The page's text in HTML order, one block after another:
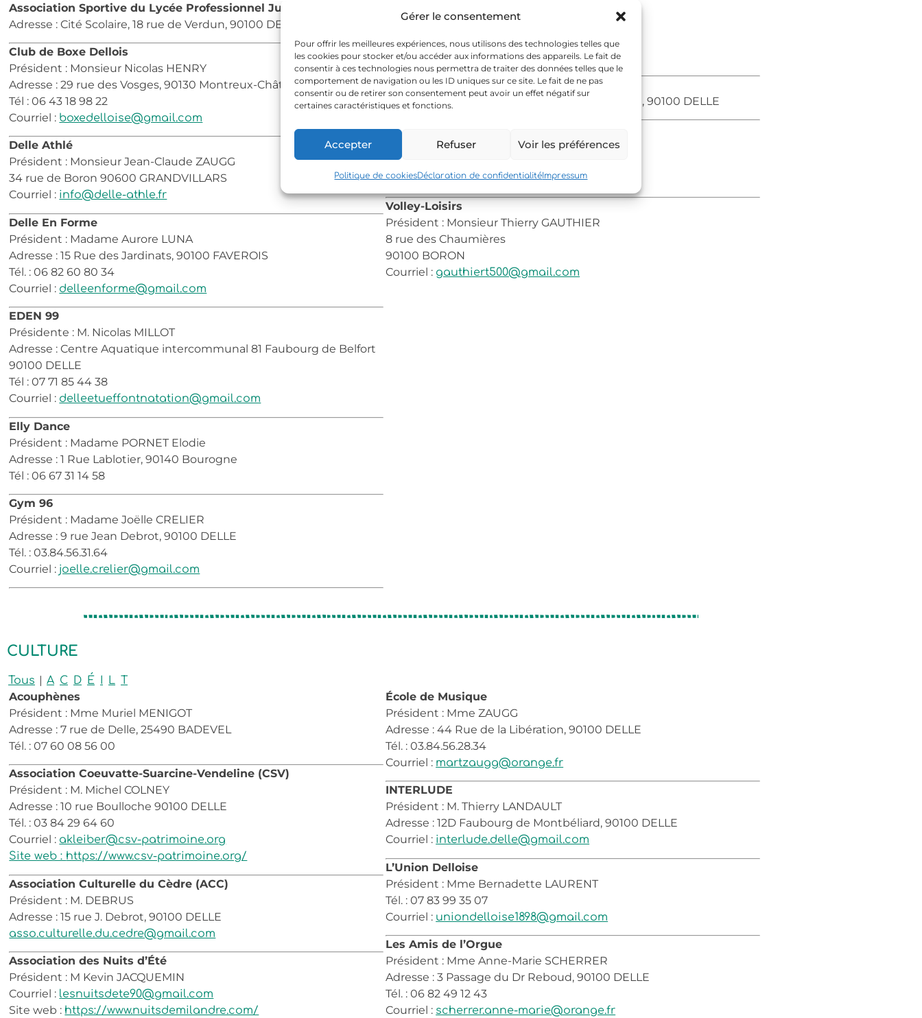
Gérer le consentement
Pour offrir les meilleures expériences, nous utilisons des technologies telles que
les cookies pour stocker et/ou accéder aux informations des appareils. Le fait de
consentir à ces technologies nous permettra de traiter des données telles que le
comportement de navigation ou les ID uniques sur ce site. Le fait de ne pas
consentir ou de retirer son consentement peut avoir un effet négatif sur
certaines caractéristiques et fonctions.
Accepter Refuser Voir les préférences
Politique de cookiesDéclaration de confidentialité Impressum
Association Sportive du Lycée Professionnel Jules Ferry
Adresse : Cité Scolaire, 18 rue de Verdun, 90100 DELLE
Club de Boxe Dellois
Président : Monsieur Nicolas HENRY
Adresse : 29 rue des Vosges, 90130 Montreux-Château
Tél : 06 43 18 98 22
Courriel : boxedelloise@gmail.com
Delle Athlé
Président : Monsieur Jean-Claude ZAUGG
34 rue de Boron 90600 GRANDVILLARS
Courriel : info@delle-athle.fr
Delle En Forme
Président : Madame Aurore LUNA
Adresse : 15 Rue des Jardinats, 90100 FAVEROIS
Tél. : 06 82 60 80 34
Courriel : delleenforme@gmail.com
EDEN 99
Présidente : M. Nicolas MILLOT
Adresse : Centre Aquatique intercommunal 81 Faubourg de Belfort
90100 DELLE
Tél : 07 71 85 44 38
Courriel : delleetueffontnatation@gmail.com
Elly Dance
Président : Madame PORNET Elodie
Adresse : 1 Rue Lablotier, 90140 Bourogne
Tél : 06 67 31 14 58
Gym 96
Président : Madame Joëlle CRELIER
Adresse : 9 rue Jean Debrot, 90100 DELLE
Tél. : 03.84.56.31.64
Courriel : joelle.crelier@gmail.com
Tél. 07 45 15 47 26
Courriel :srdtennis@outlook.fr
Site web :club.fft.fr/sr-delle
Sport Scolaire Dellois
Adresse : Collège Jules Ferry - 16 rue de Verdun, 90100 DELLE
Vahiné Moana
Président : Madame Maéva LO-SHING
Tél : 07 83 31 91 07
Courriel :vaima.creation@hotmail.com
Volley-Loisirs
Président : Monsieur Thierry GAUTHIER
8 rue des Chaumières
90100 BORON
Courriel : gauthiert500@gmail.com
CULTURE
Tous | A C D É I L T
Acouphènes
Président : Mme Muriel MENIGOT
Adresse : 7 rue de Delle, 25490 BADEVEL
Tél. : 07 60 08 56 00
Association Coeuvatte-Suarcine-Vendeline (CSV)
Président : M. Michel COLNEY
Adresse : 10 rue Boulloche 90100 DELLE
Tél. : 03 84 29 64 60
Courriel : akleiber@csv-patrimoine.org
Site web : https://www.csv-patrimoine.org/
Association Culturelle du Cèdre (ACC)
Président : M. DEBRUS
Adresse : 15 rue J. Debrot, 90100 DELLE
asso.culturelle.du.cedre@gmail.com
Association des Nuits d’Été
Président : M Kevin JACQUEMIN
Courriel : lesnuitsdete90@gmail.com
Site web : https://www.nuitsdemilandre.com/
École de Musique
Président : Mme ZAUGG
Adresse : 44 Rue de la Libération, 90100 DELLE
Tél. : 03.84.56.28.34
Courriel : martzaugg@orange.fr
INTERLUDE
Président : M. Thierry LANDAULT
Adresse : 12D Faubourg de Montbéliard, 90100 DELLE
Courriel : interlude.delle@gmail.com
L’Union Delloise
Président : Mme Bernadette LAURENT
Tél. : 07 83 99 35 07
Courriel : uniondelloise1898@gmail.com
Les Amis de l’Orgue
Président : Mme Anne-Marie SCHERRER
Adresse : 3 Passage du Dr Reboud, 90100 DELLE
Tél. : 06 82 49 12 43
Courriel : scherrer.anne-marie@orange.fr